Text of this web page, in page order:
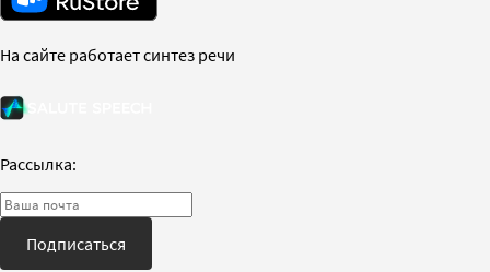
На сайте работает синтез речи
Рассылка:
Подписаться